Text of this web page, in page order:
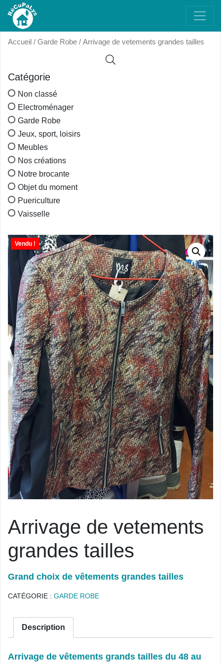
Accueil / Garde Robe / Arrivage de vetements grandes tailles
Catégorie
Non classé
Electroménager
Garde Robe
Jeux, sport, loisirs
Meubles
Nos créations
Notre brocante
Objet du moment
Puericulture
Vaisselle
Vendu !
Arrivage de vetements
grandes tailles
Grand choix de vêtements grandes tailles
CATÉGORIE : GARDE ROBE
Description
Arrivage de vêtements grands tailles du 48 au